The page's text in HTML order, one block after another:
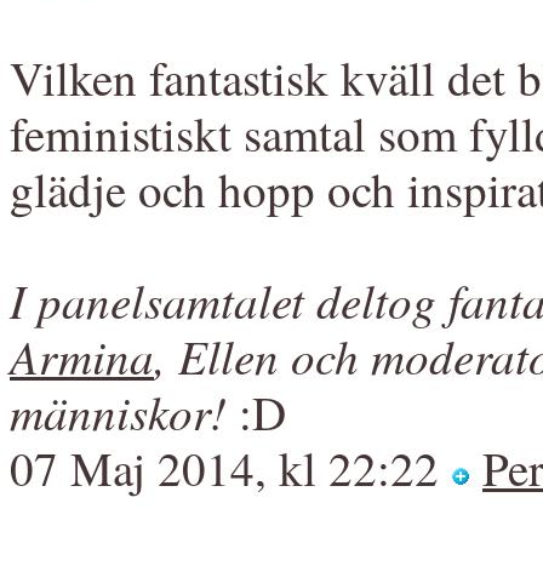
Vilken fantastisk kväll det
feministiskt samtal som
glädje och hopp och
I panelsamtalet deltog
Armina, Ellen och
människor! :D
07 Maj 2014, kl 22:22